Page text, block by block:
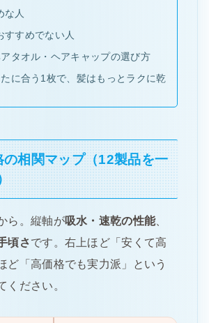
な人
すすめでない人
タオル・ヘアキャップの選び方
に合う1枚で、髪はもっとラクに乾
の相関マップ（12製品を一
ら。縦軸が吸水・速乾の性能、
頃さです。右上ほど「安くて高
ど「高価格でも実力派」という
ください。